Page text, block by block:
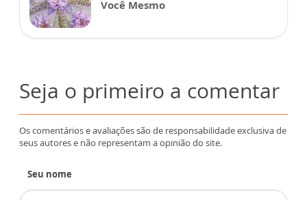
Você Mesmo
Seja o primeiro a comentar
Os comentários e avaliações são de responsabilidade exclusiva de
seus autores e não representam a opinião do site.
Seu nome